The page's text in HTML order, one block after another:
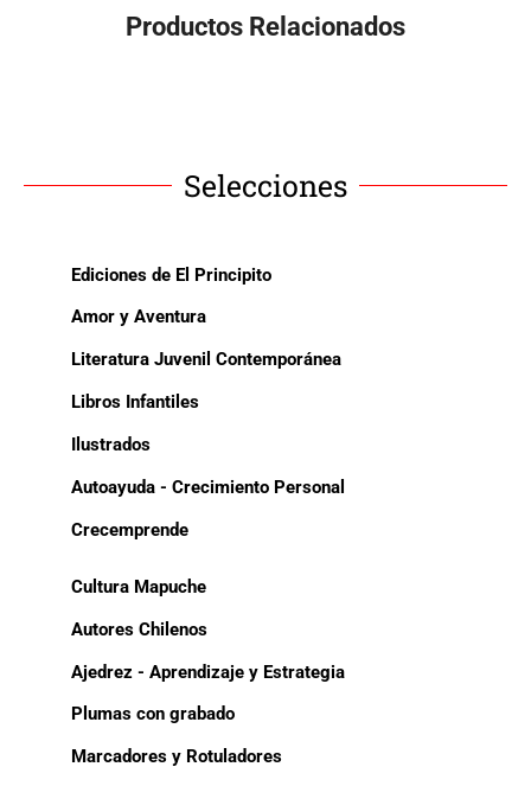
Productos Relacionados
Selecciones
Ediciones de El Principito
Amor y Aventura
Literatura Juvenil Contemporánea
Libros Infantiles
Ilustrados
Autoayuda - Crecimiento Personal
Crecemprende
Cultura Mapuche
Autores Chilenos
Ajedrez - Aprendizaje y Estrategia
Plumas con grabado
Marcadores y Rotuladores